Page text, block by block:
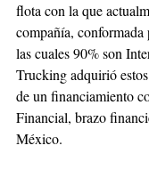
flota con la que
compañía,
las cuales 90% son
Trucking adquirió
de un financiamiento
Financial, brazo
México.